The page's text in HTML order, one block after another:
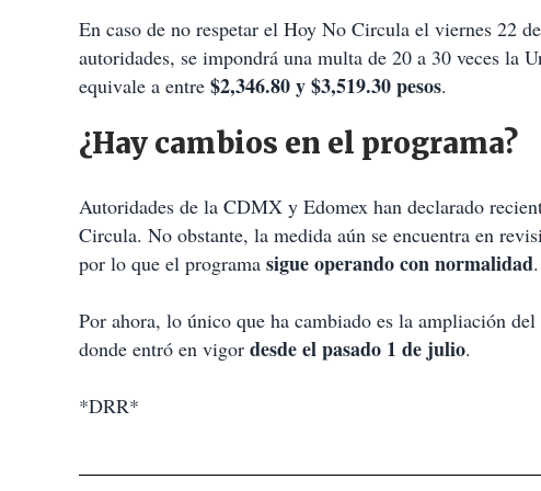
En caso de no respetar el Hoy No Circula el viernes 22
autoridades, se impondrá una multa de 20 a 30 veces
equivale a entre $2,346.80 y $3,519.30 pesos.
¿Hay cambios en el programa?
Autoridades de la CDMX y Edomex han declarado
Circula. No obstante, la medida aún se encuentra en
por lo que el programa sigue operando con normalidad.
Por ahora, lo único que ha cambiado es la ampliación
donde entró en vigor desde el pasado 1 de julio.
*DRR*